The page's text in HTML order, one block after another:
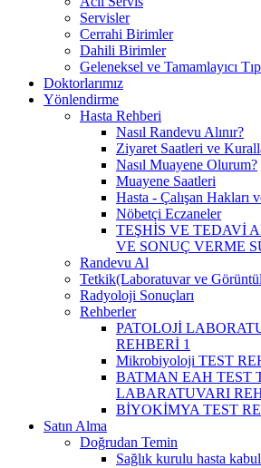
Servisler
Cerrahi Birimler
Dahili Birimler
Geleneksel ve Tamamlayıcı
Doktorlarımız
Yönlendirme
Hasta Rehberi
Nasıl Randevu Alınır?
Ziyaret Saatleri ve
Nasıl Muayene Olurum?
Muayene Saatleri
Hasta - Çalışan Hakları
Nöbetçi Eczaneler
TEŞHİS VE TEDAVİ
VE SONUÇ VERME
Randevu Al
Tetkik(Laboratuvar ve
Radyoloji Sonuçları
Rehberler
PATOLOJİ
REHBERİ 1
Mikrobiyoloji TEST
BATMAN EAH TEST
LABARATUVARI
BİYOKİMYA TEST
Satın Alma
Doğrudan Temin
Sağlık kurulu hasta